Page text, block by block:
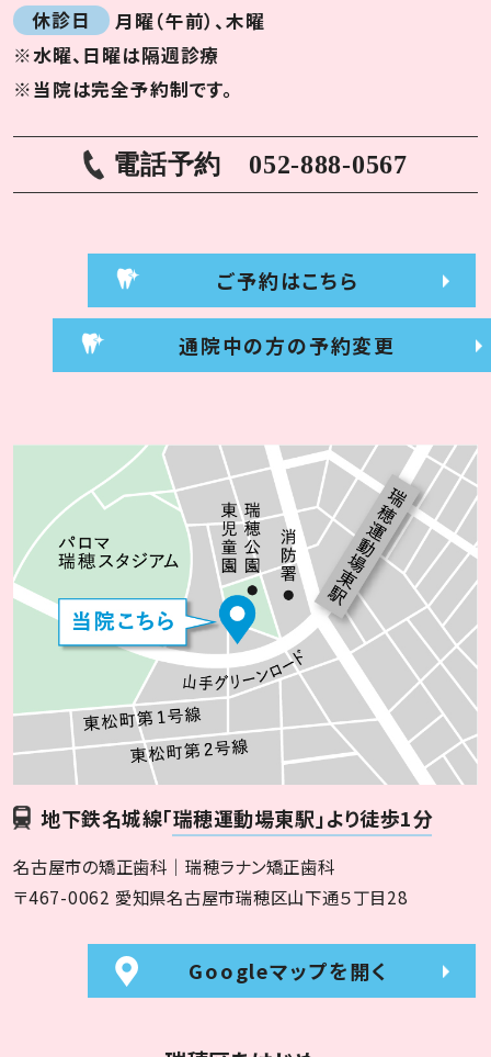
休診日
月曜（午前）、木曜
※水曜、日曜は隔週診療
※当院は完全予約制です。
電話予約 052-888-0567
ご予約はこちら
通院中の方の予約変更
地下鉄名城線「瑞穂運動場東駅」より徒歩1分
名古屋市の矯正歯科｜瑞穂ラナン矯正歯科
〒467-0062 愛知県名古屋市瑞穂区山下通５丁目28
Googleマップを開く